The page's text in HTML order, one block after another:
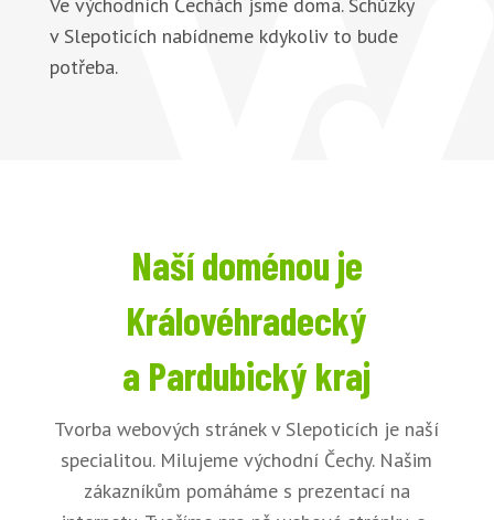
v Slepoticích nabídneme kdykoliv to bude
potřeba.
Naší doménou je
Královéhradecký
a Pardubický kraj
Tvorba webových stránek v Slepoticích je naší
specialitou. Milujeme východní Čechy. Našim
zákazníkům pomáháme s prezentací na